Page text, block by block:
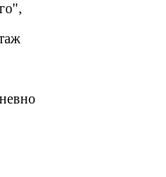
",